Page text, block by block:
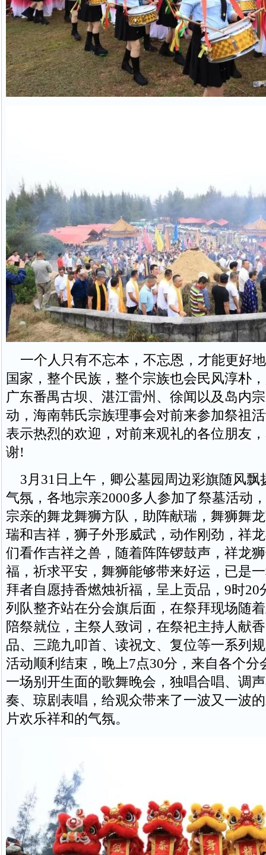
一个人只有不忘本，不忘恩，才能更好
国家，整个民族，整个宗族也会民风淳朴
广东番禺古坝、湛江雷州、徐闻以及岛内
动，海南韩氏宗族理事会对前来参加祭祖
表示热烈的欢迎，对前来观礼的各位朋友
谢!
3月31日上午，卿公墓园周边彩旗随风飘
气氛，各地宗亲2000多人参加了祭墓活动
宗亲的舞龙舞狮方队，助阵献瑞，舞狮舞
瑞和吉祥，狮子外形威武，动作刚劲，祥
们看作吉祥之兽，随着阵阵锣鼓声，祥龙
福，祈求平安，舞狮能够带来好运，已是
拜者自愿持香燃烛祈福，呈上贡品，9时20
列队整齐站在分会旗后面，在祭拜现场随
陪祭就位，主祭人致词，在祭祀主持人献
品、三跪九叩首、读祝文、复位等一系列
活动顺利结束，晚上7点30分，来自各个分
一场别开生面的歌舞晚会，独唱合唱、调
奏、琼剧表唱，给观众带来了一波又一波
片欢乐祥和的气氛。